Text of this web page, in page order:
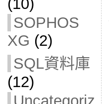
(10)
SOPHOS
XG (2)
SQL資料庫
(12)